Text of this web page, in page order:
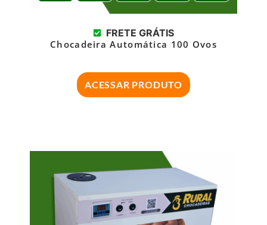
FRETE GRÁTIS
Chocadeira Automática 100 Ovos
ACESSAR PRODUTO